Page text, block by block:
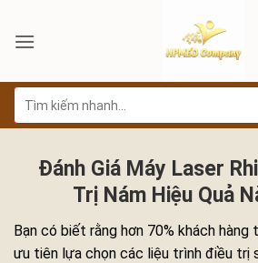
qua
dung
Tìm
kiếm:
Đánh Giá Máy Laser
Trị Nám Hiệu Quả
Bạn có biết rằng hơn 70% khách hàng
ưu tiên lựa chọn các liệu trình điều trị